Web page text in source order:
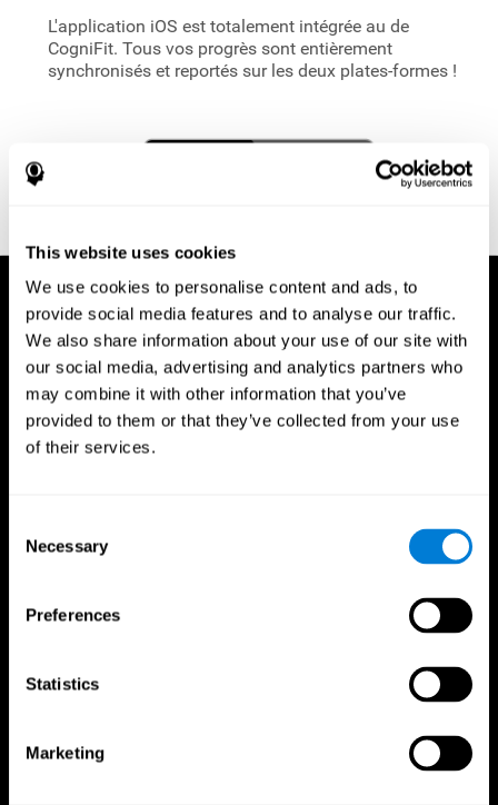
This website uses cookies
We use cookies to personalise content and ads, to
provide social media features and to analyse our traffic.
We also share information about your use of our site with
our social media, advertising and analytics partners who
may combine it with other information that you’ve
provided to them or that they’ve collected from your use
of their services.
Selection
Necessary
Preferences
Statistics
Marketing
L'application iOS est totalement intégrée au de
CogniFit. Tous vos progrès sont entièrement
synchronisés et reportés sur les deux plates-formes !